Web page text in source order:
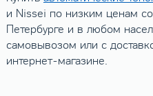
и Nissei по низким ценам
Петербурге и в любом
самовывозом или с
интернет-магазине.